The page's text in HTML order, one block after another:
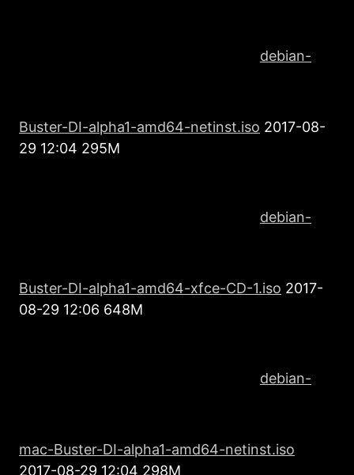
debian-
Βuster-DI-alpha1-amd64-netinst.iso 2017-08-
29 12:04 295M
debian-
Βuster-DI-alpha1-amd64-xfce-CD-1.iso 2017-
08-29 12:06 648M
debian-
mac-Βuster-DI-alpha1-amd64-netinst.iso
2017-08-29 12:04 298M